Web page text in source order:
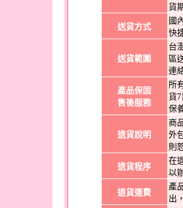
貨
送貨方式
國
快
送貨範圍
台
區
連
產品保固
售後服務
所
貨
保
退貨說明
商
外
則
退貨程序
在
以
退貨運費
產
出